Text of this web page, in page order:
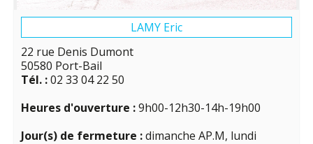
LAMY Eric
22 rue Denis Dumont
50580 Port-Bail
Tél. :02 33 04 22 50
Heures d'ouverture :9h00-12h30-14h-19h00
Jour(s) de fermeture :dimanche AP.M, lundi